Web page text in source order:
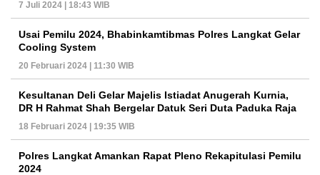
7 Juli 2024 | 18:43 WIB
Usai Pemilu 2024, Bhabinkamtibmas Polres Langkat Gelar
Cooling System
20 Februari 2024 | 11:30 WIB
Kesultanan Deli Gelar Majelis Istiadat Anugerah Kurnia,
DR H Rahmat Shah Bergelar Datuk Seri Duta Paduka Raja
18 Februari 2024 | 19:35 WIB
Polres Langkat Amankan Rapat Pleno Rekapitulasi Pemilu
2024